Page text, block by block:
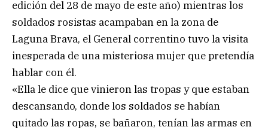
edición del 28 de mayo de este año) mientras los
soldados rosistas acampaban en la zona de
Laguna Brava, el General correntino tuvo la visita
inesperada de una misteriosa mujer que pretendía
hablar con él.
«Ella le dice que vinieron las tropas y que estaban
descansando, donde los soldados se habían
quitado las ropas, se bañaron, tenían las armas en